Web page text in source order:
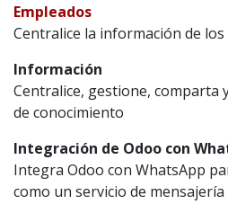
Empleados
Centralice la información de
Información
Centralice, gestione, comparta
de conocimiento
Integración de Odoo con
Integra Odoo con WhatsApp
como un servicio de mensajería